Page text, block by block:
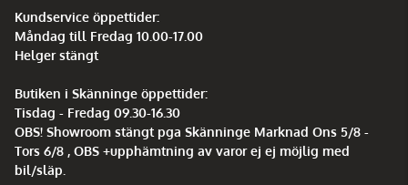
Kundservice öppettider:
Måndag till Fredag 10.00-17.00
Helger stängt
Butiken i Skänninge öppettider:
Tisdag - Fredag 09.30-16.30
OBS! Showroom stängt pga Skänninge Marknad Ons 5/8 -
Tors 6/8 , OBS +upphämtning av varor ej ej möjlig med
bil/släp.